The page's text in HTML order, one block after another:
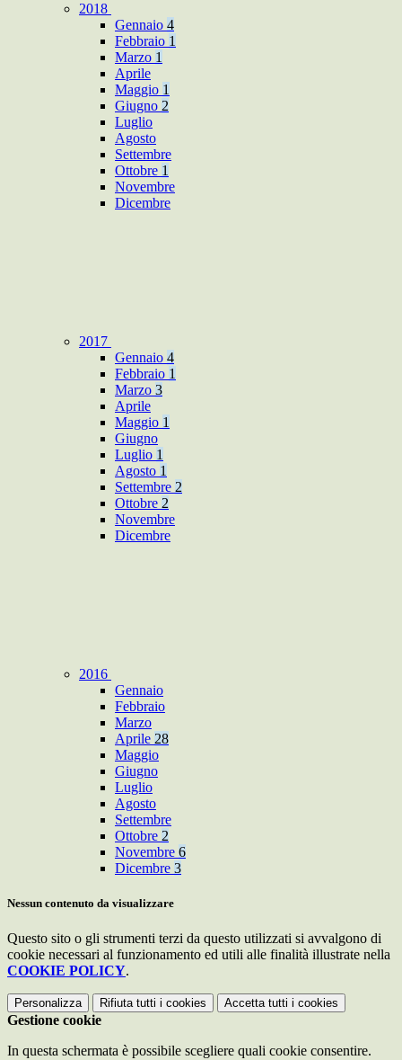
2018
Gennaio 4
Febbraio 1
Marzo 1
Aprile
Maggio 1
Giugno 2
Luglio
Agosto
Settembre
Ottobre 1
Novembre
Dicembre
2017
Gennaio 4
Febbraio 1
Marzo 3
Aprile
Maggio 1
Giugno
Luglio 1
Agosto 1
Settembre 2
Ottobre 2
Novembre
Dicembre
2016
Gennaio
Febbraio
Marzo
Aprile 28
Maggio
Giugno
Luglio
Agosto
Settembre
Ottobre 2
Novembre 6
Dicembre 3
Nessun contenuto da visualizzare
Questo sito o gli strumenti terzi da questo utilizzati si avvalgono di
cookie necessari al funzionamento ed utili alle finalità illustrate nella
COOKIE POLICY.
Personalizza Rifiuta tutti i cookies Accetta tutti i cookies
Gestione cookie
In questa schermata è possibile scegliere quali cookie consentire.